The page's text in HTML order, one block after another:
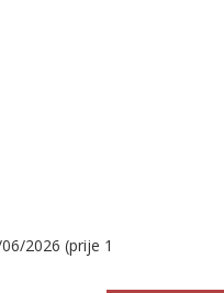
2026 (prije 1